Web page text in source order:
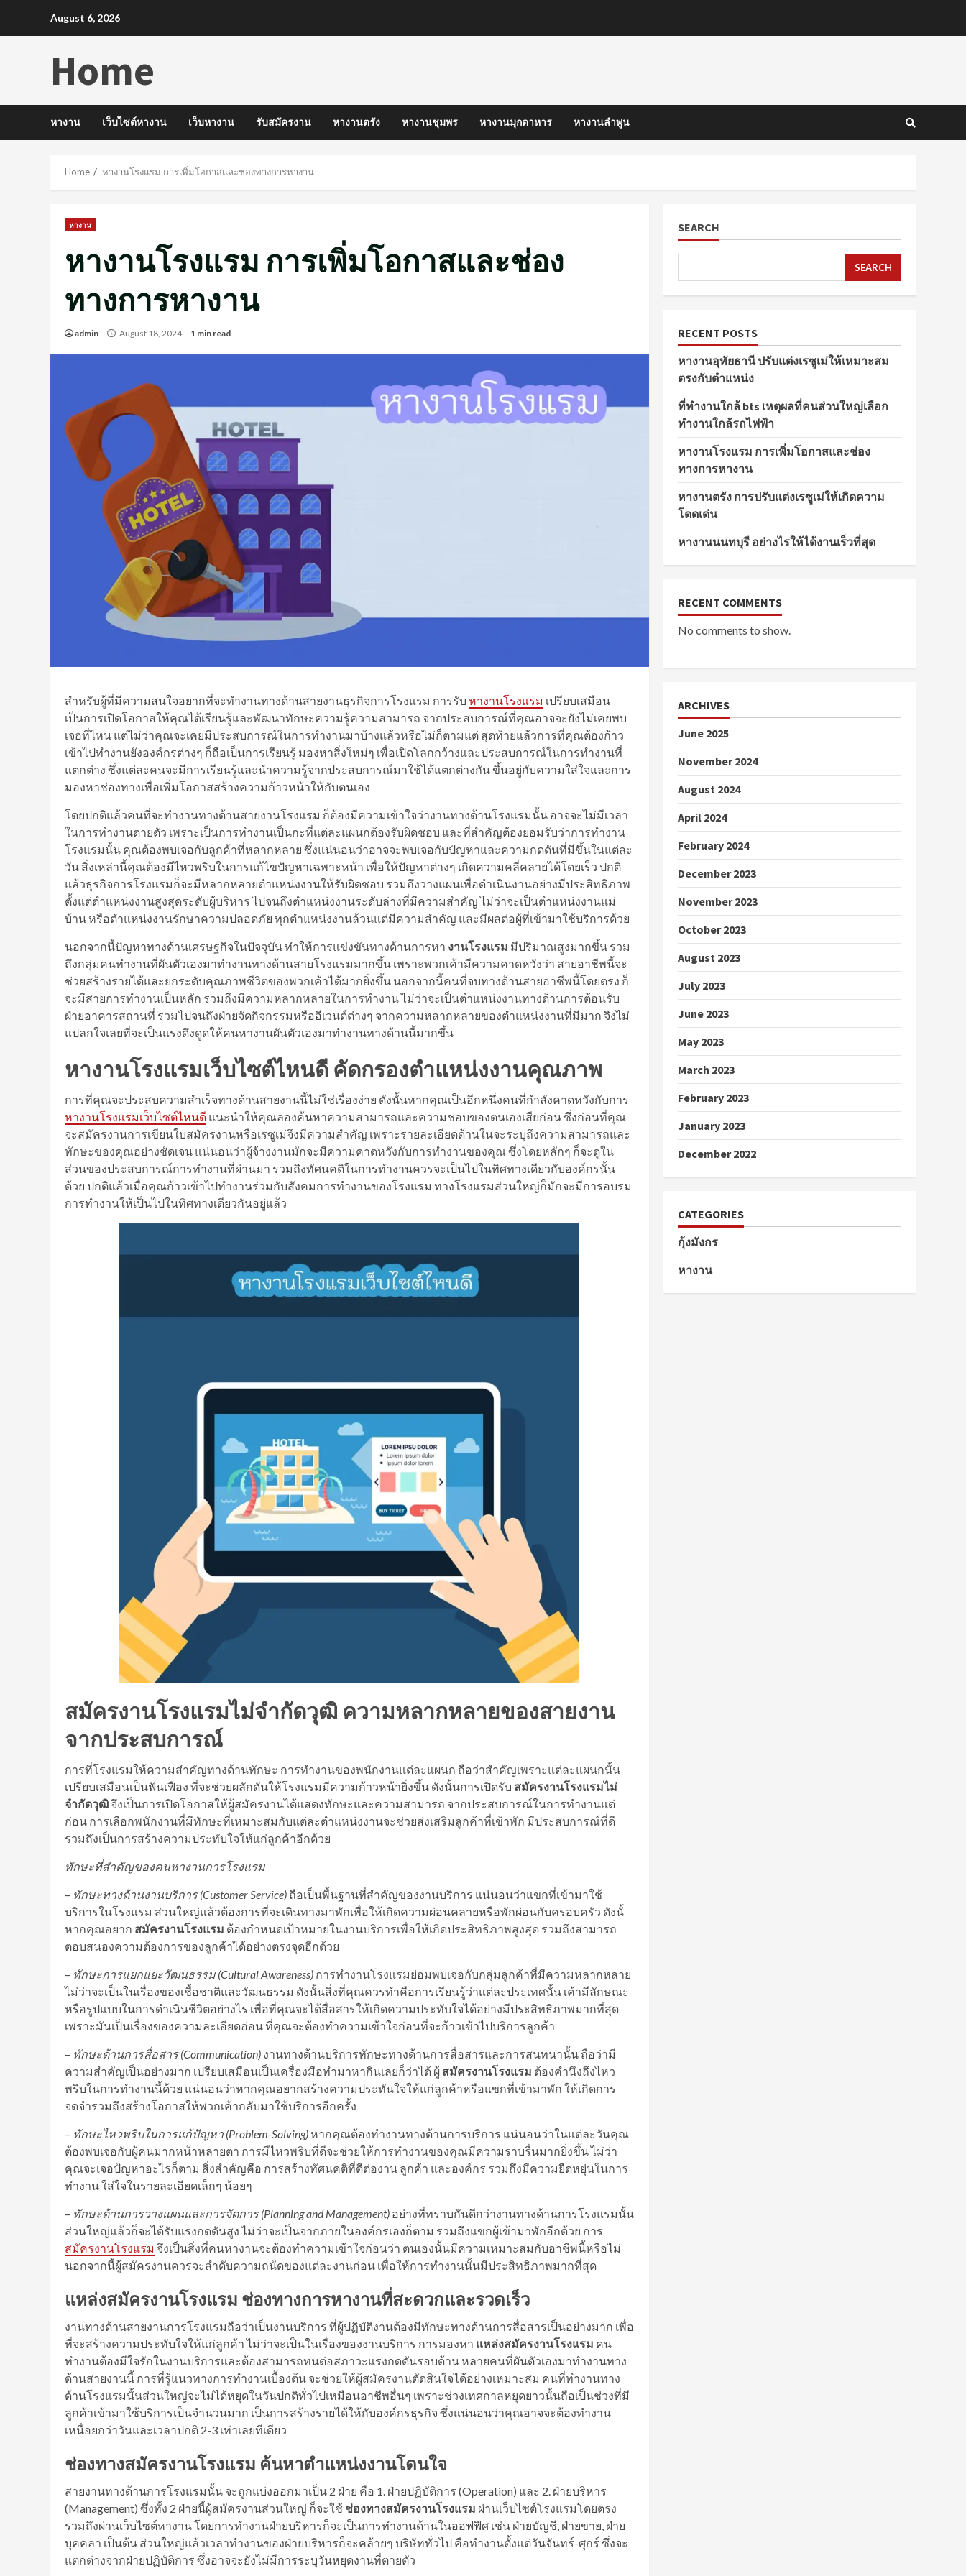
August 6, 2026
Home
หางาน เว็บไซต์หางาน เว็บหางาน รับสมัครงาน หางานตรัง หางานชุมพร หางานมุกดาหาร หางานลำพูน
Home หางานโรงแรม การเพิ่มโอกาสและช่องทางการหางาน
หางาน
หางานโรงแรม การเพิ่มโอกาสและช่อง
ทางการหางาน
admin August 18, 2024 1 min read
สำหรับผู้ที่มีความสนใจอยากที่จะทำงานทางด้านสายงานธุรกิจการโรงแรม การรับ หางานโรงแรม เปรียบเสมือน
เป็นการเปิดโอกาสให้คุณได้เรียนรู้และพัฒนาทักษะความรู้ความสามารถ จากประสบการณ์ที่คุณอาจจะยังไม่เคยพบ
เจอที่ไหน แต่ไม่ว่าคุณจะเคยมีประสบการณ์ในการทำงานมาบ้างแล้วหรือไม่ก็ตามแต่ สุดท้ายแล้วการที่คุณต้องก้าว
เข้าไปทำงานยังองค์กรต่างๆ ก็ถือเป็นการเรียนรู้ มองหาสิ่งใหม่ๆ เพื่อเปิดโลกกว้างและประสบการณ์ในการทำงานที่
แตกต่าง ซึ่งแต่ละคนจะมีการเรียนรู้และนำความรู้จากประสบการณ์มาใช้ได้แตกต่างกัน ขึ้นอยู่กับความใส่ใจและการ
มองหาช่องทางเพื่อเพิ่มโอกาสสร้างความก้าวหน้าให้กับตนเอง
โดยปกติแล้วคนที่จะทำงานทางด้านสายงานโรงแรม ก็ต้องมีความเข้าใจว่างานทางด้านโรงแรมนั้น อาจจะไม่มีเวลา
ในการทำงานตายตัว เพราะเป็นการทำงานเป็นกะที่แต่ละแผนกต้องรับผิดชอบ และที่สำคัญต้องยอมรับว่าการทำงาน
โรงแรมนั้น คุณต้องพบเจอกับลูกค้าที่หลากหลาย ซึ่งแน่นอนว่าอาจจะพบเจอกับปัญหาและความกดดันที่มีขึ้นในแต่ละ
วัน สิ่งเหล่านี้คุณต้องมีไหวพริบในการแก้ไขปัญหาเฉพาะหน้า เพื่อให้ปัญหาต่างๆ เกิดความคลี่คลายได้โดยเร็ว ปกติ
แล้วธุรกิจการโรงแรมก็จะมีหลากหลายตำแหน่งงานให้รับผิดชอบ รวมถึงวางแผนเพื่อดำเนินงานอย่างมีประสิทธิภาพ
ตั้งแต่ตำแหน่งงานสูงสุดระดับผู้บริหาร ไปจนถึงตำแหน่งงานระดับล่างที่มีความสำคัญ ไม่ว่าจะเป็นตำแหน่งงานแม่
บ้าน หรือตำแหน่งงานรักษาความปลอดภัย ทุกตำแหน่งงานล้วนแต่มีความสำคัญ และมีผลต่อผู้ที่เข้ามาใช้บริการด้วย
นอกจากนี้ปัญหาทางด้านเศรษฐกิจในปัจจุบัน ทำให้การแข่งขันทางด้านการหา งานโรงแรม มีปริมาณสูงมากขึ้น รวม
ถึงกลุ่มคนทำงานที่ผันตัวเองมาทำงานทางด้านสายโรงแรมมากขึ้น เพราะพวกเค้ามีความคาดหวังว่า สายอาชีพนี้จะ
ช่วยสร้างรายได้และยกระดับคุณภาพชีวิตของพวกเค้าได้มากยิ่งขึ้น นอกจากนี้คนที่จบทางด้านสายอาชีพนี้โดยตรง ก็
จะมีสายการทำงานเป็นหลัก รวมถึงมีความหลากหลายในการทำงาน ไม่ว่าจะเป็นตำแหน่งงานทางด้านการต้อนรับ
ฝ่ายอาคารสถานที่ รวมไปจนถึงฝ่ายจัดกิจกรรมหรืออีเวนต์ต่างๆ จากความหลากหลายของตำแหน่งงานที่มีมาก จึงไม่
แปลกใจเลยที่จะเป็นแรงดึงดูดให้คนหางานผันตัวเองมาทำงานทางด้านนี้มากขึ้น
หางานโรงแรมเว็บไซต์ไหนดี คัดกรองตำแหน่งงานคุณภาพ
การที่คุณจะประสบความสำเร็จทางด้านสายงานนี้ไม่ใช่เรื่องง่าย ดังนั้นหากคุณเป็นอีกหนึ่งคนที่กำลังคาดหวังกับการ
หางานโรงแรมเว็บไซต์ไหนดี แนะนำให้คุณลองค้นหาความสามารถและความชอบของตนเองเสียก่อน ซึ่งก่อนที่คุณ
จะสมัครงานการเขียนใบสมัครงานหรือเรซูเม่จึงมีความสำคัญ เพราะรายละเอียดด้านในจะระบุถึงความสามารถและ
ทักษะของคุณอย่างชัดเจน แน่นอนว่าผู้จ้างงานมักจะมีความคาดหวังกับการทำงานของคุณ ซึ่งโดยหลักๆ ก็จะดูใน
ส่วนของประสบการณ์การทำงานที่ผ่านมา รวมถึงทัศนคติในการทำงานควรจะเป็นไปในทิศทางเดียวกับองค์กรนั้น
ด้วย ปกติแล้วเมื่อคุณก้าวเข้าไปทำงานร่วมกับสังคมการทำงานของโรงแรม ทางโรงแรมส่วนใหญ่ก็มักจะมีการอบรม
การทำงานให้เป็นไปในทิศทางเดียวกันอยู่แล้ว
สมัครงานโรงแรมไม่จำกัดวุฒิ ความหลากหลายของสายงาน
จากประสบการณ์
การที่โรงแรมให้ความสำคัญทางด้านทักษะ การทำงานของพนักงานแต่ละแผนก ถือว่าสำคัญเพราะแต่ละแผนกนั้น
เปรียบเสมือนเป็นฟันเฟือง ที่จะช่วยผลักดันให้โรงแรมมีความก้าวหน้ายิ่งขึ้น ดังนั้นการเปิดรับ สมัครงานโรงแรมไม่
จำกัดวุฒิจึงเป็นการเปิดโอกาสให้ผู้สมัครงานได้แสดงทักษะและความสามารถ จากประสบการณ์ในการทำงานแต่
ก่อน การเลือกพนักงานที่มีทักษะที่เหมาะสมกับแต่ละตำแหน่งงานจะช่วยส่งเสริมลูกค้าที่เข้าพัก มีประสบการณ์ที่ดี
รวมถึงเป็นการสร้างความประทับใจให้แก่ลูกค้าอีกด้วย
ทักษะที่สำคัญของคนหางานการโรงแรม
– ทักษะทางด้านงานบริการ(Customer Service) ถือเป็นพื้นฐานที่สำคัญของงานบริการ แน่นอนว่าแขกที่เข้ามาใช้
บริการในโรงแรม ส่วนใหญ่แล้วต้องการที่จะเดินทางมาพักเพื่อให้เกิดความผ่อนคลายหรือพักผ่อนกับครอบครัว ดังนั้
หากคุณอยาก สมัครงานโรงแรม ต้องกำหนดเป้าหมายในงานบริการเพื่อให้เกิดประสิทธิภาพสูงสุด รวมถึงสามารถ
ตอบสนองความต้องการของลูกค้าได้อย่างตรงจุดอีกด้วย
– ทักษะการแยกแยะวัฒนธรรม (Cultural Awareness) การทำงานโรงแรมย่อมพบเจอกับกลุ่มลูกค้าที่มีความหลากหลาย
ไม่ว่าจะเป็นในเรื่องของเชื้อชาติและวัฒนธรรม ดังนั้นสิ่งที่คุณควรทำคือการเรียนรู้ว่าแต่ละประเทศนั้น เค้ามีลักษณะ
หรือรูปแบบในการดำเนินชีวิตอย่างไร เพื่อที่คุณจะได้สื่อสารให้เกิดความประทับใจได้อย่างมีประสิทธิภาพมากที่สุด
เพราะมันเป็นเรื่องของความละเอียดอ่อน ที่คุณจะต้องทำความเข้าใจก่อนที่จะก้าวเข้าไปบริการลูกค้า
– ทักษะด้านการสื่อสาร(Communication) งานทางด้านบริการทักษะทางด้านการสื่อสารและการสนทนานั้น ถือว่ามี
ความสำคัญเป็นอย่างมาก เปรียบเสมือนเป็นเครื่องมือทำมาหากินเลยก็ว่าได้ ผู้ สมัครงานโรงแรม ต้องคำนึงถึงไหว
พริบในการทำงานนี้ด้วย แน่นอนว่าหากคุณอยากสร้างความประทันใจให้แก่ลูกค้าหรือแขกที่เข้ามาพัก ให้เกิดการ
จดจำรวมถึงสร้างโอกาสให้พวกเค้ากลับมาใช้บริการอีกครั้ง
– ทักษะไหวพริบในการแก้ปัญหา (Problem-Solving)หากคุณต้องทำงานทางด้านการบริการ แน่นอนว่าในแต่ละวันคุณ
ต้องพบเจอกับผู้คนมากหน้าหลายตา การมีไหวพริบที่ดีจะช่วยให้การทำงานของคุณมีความราบรื่นมากยิ่งขึ้น ไม่ว่า
คุณจะเจอปัญหาอะไรก็ตาม สิ่งสำคัญคือ การสร้างทัศนคติที่ดีต่องาน ลูกค้า และองค์กร รวมถึงมีความยืดหยุ่นในการ
ทำงาน ใส่ใจในรายละเอียดเล็กๆ น้อยๆ
– ทักษะด้านการวางแผนและการจัดการ(Planning and Management) อย่างที่ทราบกันดีกว่างานทางด้านการโรงแรมนั้น
ส่วนใหญ่แล้วก็จะได้รับแรงกดดันสูง ไม่ว่าจะเป็นจากภายในองค์กรเองก็ตาม รวมถึงแขกผู้เข้ามาพักอีกด้วย การ
สมัครงานโรงแรม จึงเป็นสิ่งที่คนหางานจะต้องทำความเข้าใจก่อนว่า ตนเองนั้นมีความเหมาะสมกับอาชีพนี้หรือไม่
นอกจากนี้ผู้สมัครงานควรจะลำดับความถนัดของแต่ละงานก่อน เพื่อให้การทำงานนั้นมีประสิทธิภาพมากที่สุด
แหล่งสมัครงานโรงแรม ช่องทางการหางานที่สะดวกและรวดเร็ว
งานทางด้านสายงานการโรงแรมถือว่าเป็นงานบริการ ที่ผู้ปฏิบัติงานต้องมีทักษะทางด้านการสื่อสารเป็นอย่างมาก เพื่อ
ที่จะสร้างความประทับใจให้แก่ลูกค้า ไม่ว่าจะเป็นในเรื่องของงานบริการ การมองหา แหล่งสมัครงานโรงแรม คน
ทำงานต้องมีใจรักในงานบริการและต้องสามารถทนต่อสภาวะแรงกดดันรอบด้าน หลายคนที่ผันตัวเองมาทำงานทาง
ด้านสายงานนี้ การที่รู้แนวทางการทำงานเบื้องต้น จะช่วยให้ผู้สมัครงานตัดสินใจได้อย่างเหมาะสม คนที่ทำงานทาง
ด้านโรงแรมนั้นส่วนใหญ่จะไม่ได้หยุดในวันปกติทั่วไปเหมือนอาชีพอื่นๆ เพราะช่วงเทศกาลหยุดยาวนั้นถือเป็นช่วงที่มี
ลูกค้าเข้ามาใช้บริการเป็นจำนวนมาก เป็นการสร้างรายได้ให้กับองค์กรธุรกิจ ซึ่งแน่นอนว่าคุณอาจจะต้องทำงาน
เหนื่อยกว่าวันและเวลาปกติ 2-3 เท่าเลยทีเดียว
ช่องทางสมัครงานโรงแรม ค้นหาตำแหน่งงานโดนใจ
สายงานทางด้านการโรงแรมนั้น จะถูกแบ่งออกมาเป็น 2 ฝ่าย คือ 1. ฝ่ายปฏิบัติการ (Operation) และ 2. ฝ่ายบริหาร
(Management) ซึ่งทั้ง 2 ฝ่ายนี้ผู้สมัครงานส่วนใหญ่ ก็จะใช้ ช่องทางสมัครงานโรงแรม ผ่านเว็บไซต์โรงแรมโดยตรง
รวมถึงผ่านเว็บไซต์หางาน โดยการทำงานฝ่ายบริหารก็จะเป็นการทำงานด้านในออฟฟิศ เช่น ฝ่ายบัญชี, ฝ่ายขาย, ฝ่าย
บุคคลา เป็นต้น ส่วนใหญ่แล้วเวลาทำงานของฝ่ายบริหารก็จะคล้ายๆ บริษัททั่วไป คือทำงานตั้งแต่วันจันทร์-ศุกร์ ซึ่งจะ
แตกต่างจากฝ่ายปฏิบัติการ ซึ่งอาจจะยังไม่มีการระบุวันหยุดงานที่ตายตัว
SEARCH
SEARCH
RECENT POSTS
หางานอุทัยธานี ปรับแต่งเรซูเม่ให้เหมาะสม
ตรงกับตำแหน่ง
ที่ทำงานใกล้ bts เหตุผลที่คนส่วนใหญ่เลือก
ทำงานใกล้รถไฟฟ้า
หางานโรงแรม การเพิ่มโอกาสและช่อง
ทางการหางาน
หางานตรัง การปรับแต่งเรซูเม่ให้เกิดความ
โดดเด่น
หางานนนทบุรี อย่างไรให้ได้งานเร็วที่สุด
RECENT COMMENTS
No comments to show.
ARCHIVES
June 2025
November 2024
August 2024
April 2024
February 2024
December 2023
November 2023
October 2023
August 2023
July 2023
June 2023
May 2023
March 2023
February 2023
January 2023
December 2022
CATEGORIES
กุ้งมังกร
หางาน